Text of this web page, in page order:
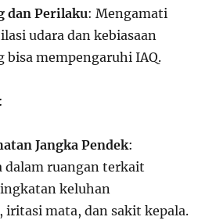
dan Perilaku: Mengamati
udara dan kebiasaan
bisa mempengaruhi IAQ.
Jangka Pendek:
dalam ruangan terkait
keluhan
iritasi mata, dan sakit kepala.